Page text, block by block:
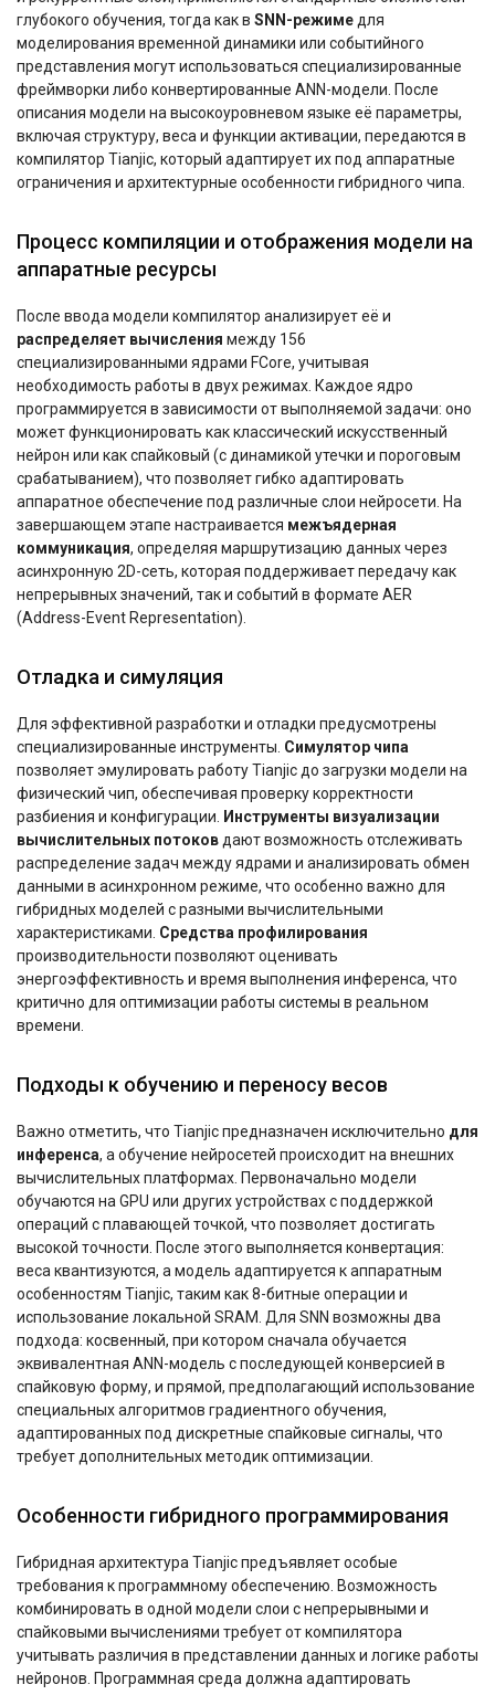
глубокого обучения, тогда как в SNN-режиме для
моделирования временной динамики или событийного
представления могут использоваться специализированные
фреймворки либо конвертированные ANN-модели. После
описания модели на высокоуровневом языке её параметры,
включая структуру, веса и функции активации, передаются в
компилятор Tianjic, который адаптирует их под аппаратные
ограничения и архитектурные особенности гибридного чипа.
Процесс компиляции и отображения модели на
аппаратные ресурсы
После ввода модели компилятор анализирует её и
распределяет вычисления между 156
специализированными ядрами FCore, учитывая
необходимость работы в двух режимах. Каждое ядро
программируется в зависимости от выполняемой задачи: оно
может функционировать как классический искусственный
нейрон или как спайковый (с динамикой утечки и пороговым
срабатыванием), что позволяет гибко адаптировать
аппаратное обеспечение под различные слои нейросети. На
завершающем этапе настраивается межъядерная
коммуникация, определяя маршрутизацию данных через
асинхронную 2D-сеть, которая поддерживает передачу как
непрерывных значений, так и событий в формате AER
(Address-Event Representation).
Отладка и симуляция
Для эффективной разработки и отладки предусмотрены
специализированные инструменты. Симулятор чипа
позволяет эмулировать работу Tianjic до загрузки модели на
физический чип, обеспечивая проверку корректности
разбиения и конфигурации.
Инструменты визуализации
вычислительных потоков дают возможность отслеживать
распределение задач между ядрами и анализировать обмен
данными в асинхронном режиме, что особенно важно для
гибридных моделей с разными вычислительными
характеристиками. Средства профилирования
производительности позволяют оценивать
энергоэффективность и время выполнения инференса, что
критично для оптимизации работы системы в реальном
времени.
Подходы к обучению и переносу весов
Важно отметить, что Tianjic предназначен исключительно для
инференса, а обучение нейросетей происходит на внешних
вычислительных платформах. Первоначально модели
обучаются на GPU или других устройствах с поддержкой
операций с плавающей точкой, что позволяет достигать
высокой точности. После этого выполняется конвертация:
веса квантизуются, а модель адаптируется к аппаратным
особенностям Tianjic, таким как 8-битные операции и
использование локальной SRAM. Для SNN возможны два
подхода: косвенный, при котором сначала обучается
эквивалентная ANN-модель с последующей конверсией в
спайковую форму, и прямой, предполагающий использование
специальных алгоритмов градиентного обучения,
адаптированных под дискретные спайковые сигналы, что
требует дополнительных методик оптимизации.
Особенности гибридного программирования
Гибридная архитектура Tianjic предъявляет особые
требования к программному обеспечению. Возможность
комбинировать в одной модели слои с непрерывными и
спайковыми вычислениями требует от компилятора
учитывать различия в представлении данных и логике работы
нейронов. Программная среда должна адаптировать